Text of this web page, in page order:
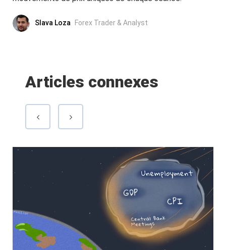
Slava Loza Forex Trader & Analyst
Articles connexes